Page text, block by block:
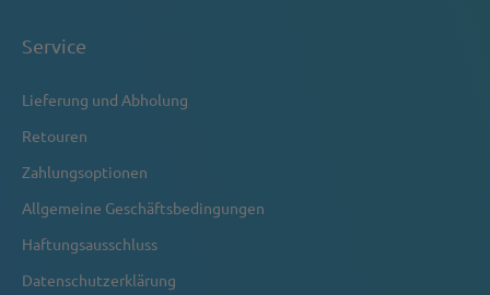
Service
Lieferung und Abholung
Retouren
Zahlungsoptionen
Allgemeine Geschäftsbedingungen
Haftungsausschluss
Datenschutzerklärung